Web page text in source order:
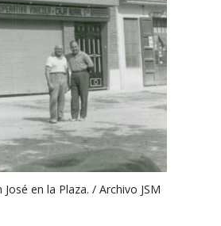
José en la Plaza. / Archivo JSM